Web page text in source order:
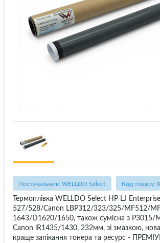
Постачальник: WELLDO Select Код товару:
Термоплівка WELLDO Select HP LJ
527/528/Canon LBP312/323/325/MF512/
1643/D1620/1650, також сумісна з
Canon iR1435/1430, 232мм, зі змазкою, нова
краще запікання тонера та ресурс -